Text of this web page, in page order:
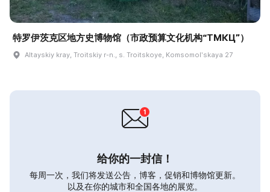
特罗伊茨克区地方史博物馆（市政预算文化机构“ТМКЦ”）
Altayskiy kray, Troitskiy r-n., s. Troitskoye, Komsomolʹskaya 27
给你的一封信！
每周一次，我们将发送公告，博客，促销和博物馆更新。
以及在你的城市和全国各地的展览。